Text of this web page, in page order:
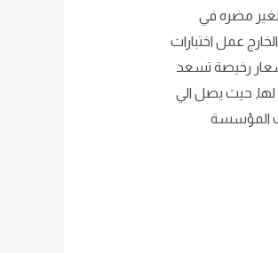
مضره في
عمل اختبارات
رخيصة تسعد
لها, حيث يصل الي